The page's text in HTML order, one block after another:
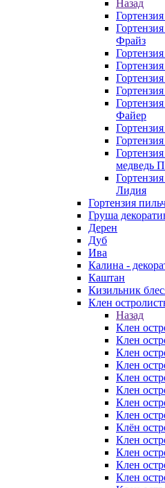
Назад
Фрайз
Файер
медведь
Лидия
Гортензия
Груша
Дерен
Дуб
Ива
Калина -
Каштан
Кизильник
Клен
Назад
Клен
Клен
Клен
Клен
Клен
Клен
Клен
Клен
Клён
Клен
Клен
Клен
Клен